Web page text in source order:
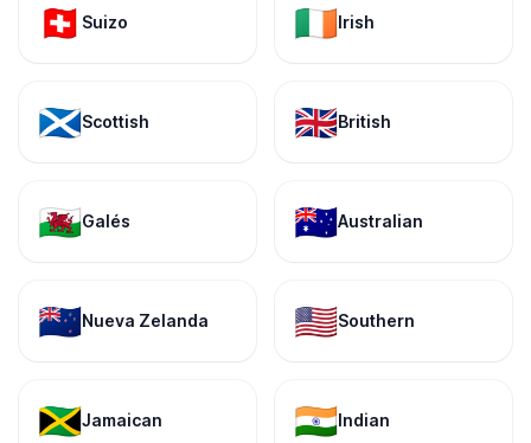
🇨🇭 Suizo 🇮🇪Irish
🏴󠁧󠁢󠁳󠁣󠁴󠁿Scottish 🇬🇧British
🏴󠁧󠁢󠁷󠁬󠁳󠁿Galés 🇦🇺Australian
🇳🇿Nueva Zelanda 🇺🇸Southern
🇯🇲Jamaican 🇮🇳Indian